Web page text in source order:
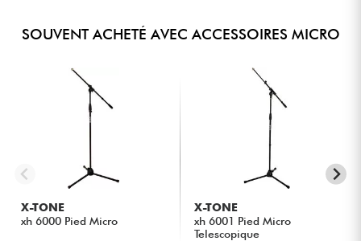
RÉMI L.
permet pas mal de position de réglage.
NOTE GLOBALE
SOUVENT ACHETÉ AVEC ACCESSOIRES MICRO
X-TONE
xh 6000 Pied Micro
X-TONE
xh 6001 Pied Micro
Telescopique